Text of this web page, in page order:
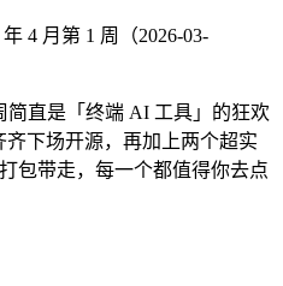
4 月第 1 周（2026-03-
简直是「终端 AI 工具」的狂欢
齐下场开源，再加上两个超实
包带走，每一个都值得你去点